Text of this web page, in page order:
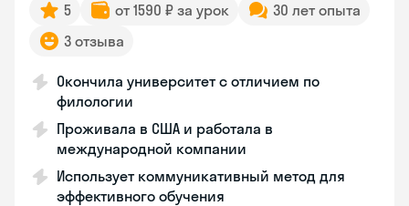
5 от 1590 ₽ за урок
30 лет опыта
3 отзыва
Окончила университет с отличием по
филологии
Проживала в США и работала в
международной компании
Использует коммуникативный метод для
эффективного обучения